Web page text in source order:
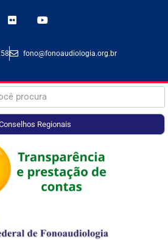
fono@fonoaudiologia.org.br
Regionais